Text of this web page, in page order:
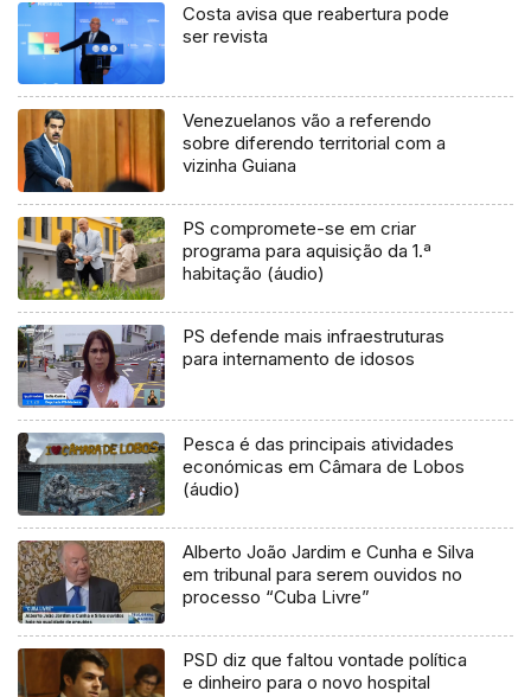
Costa avisa que reabertura pode
ser revista
Venezuelanos vão a referendo
sobre diferendo territorial com a
vizinha Guiana
PS compromete-se em criar
programa para aquisição da 1.ª
habitação (áudio)
PS defende mais infraestruturas
para internamento de idosos
Pesca é das principais atividades
económicas em Câmara de Lobos
(áudio)
Alberto João Jardim e Cunha e Silva
em tribunal para serem ouvidos no
processo “Cuba Livre”
PSD diz que faltou vontade política
e dinheiro para o novo hospital